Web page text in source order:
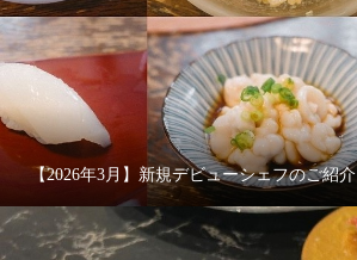
【2026年3月】新規デビューシェフのご紹介